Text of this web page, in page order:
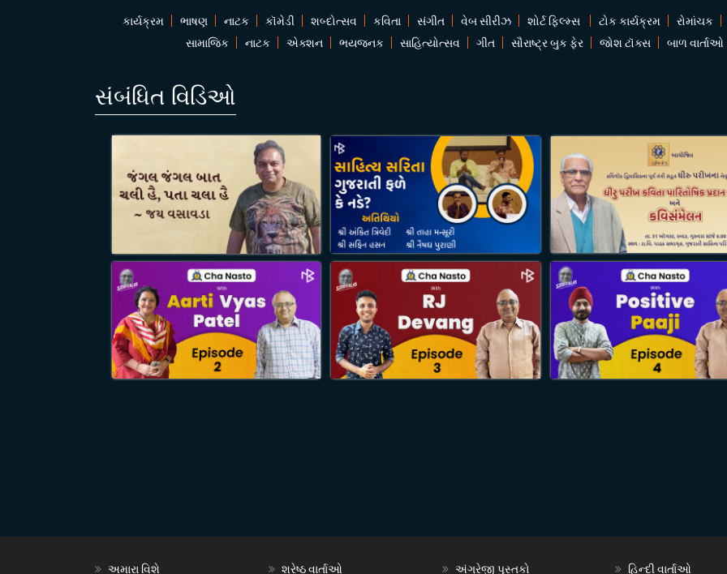
કાર્યક્રમ ભાષણ નાટક કૉમેડી શબ્દોત્સવ કવિતા સંગીત વેબ સીરીઝ શોર્ટ ફિલ્મ્સ ટોક કાર્યક્રમ
રોમાંચક
સામાજિક
નાટક એક્શન ભયજનક સાહિત્યોત્સવ ગીત સૌરાષ્ટ્ર બુક ફેર જોશ ટૉક્સ બાળ વાર્તાઓ
સંબંધિત વિડિઓ
અમારા વિશે શ્રેષ્ઠ વાર્તાઓ અંગ્રેજી પુસ્તકો હિન્દી વાર્તાઓ